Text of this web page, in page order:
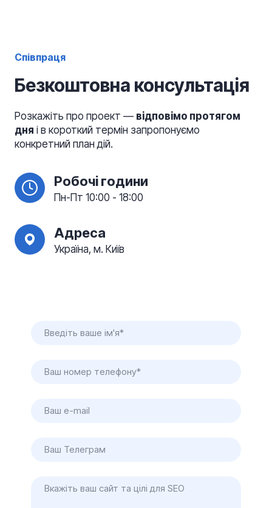
Співпраця
Безкоштовна консультація
Розкажіть про проект — відповімо протягом
дня і в короткий термін запропонуємо
конкретний план дій.
Робочі години
Пн-Пт 10:00 - 18:00
Адреса
Україна, м. Київ